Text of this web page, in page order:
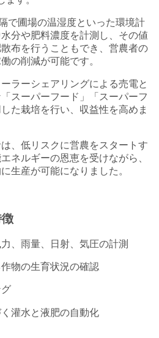
で圃場の温湿度といった環境計
分や肥料濃度を計測し、その値
布を行うこともでき、営農者の
の削減が可能です。
ラーシェアリングによる売電と
スーパーフード」「スーパーフ
た栽培を行い、収益性を高めま
、低リスクに営農をスタートす
ネルギーの恩恵を受けながら、
生産が可能になりました。
、雨量、日射、気圧の計測
物の生育状況の確認
灌水と液肥の自動化